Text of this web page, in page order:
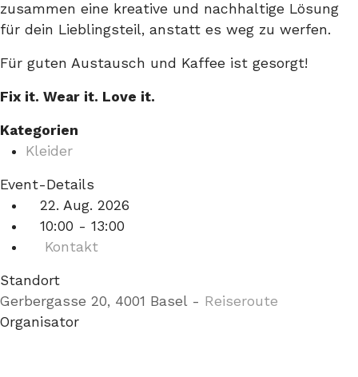
zusammen eine kreative und nachhaltige Lösung
für dein Lieblingsteil, anstatt es weg zu werfen.
Für guten Austausch und Kaffee ist gesorgt!
Fix it. Wear it. Love it.
Kategorien
Kleider
Event-Details
22. Aug. 2026
10:00 - 13:00
Kontakt
Standort
Gerbergasse 20, 4001 Basel - Reiseroute
Organisator